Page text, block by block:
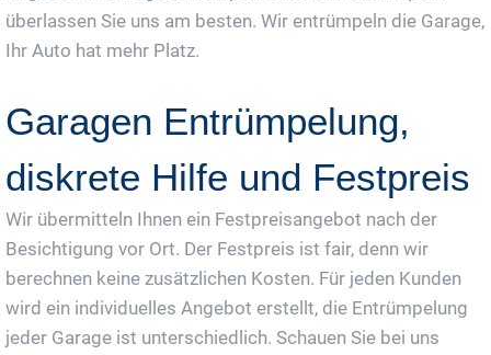
überlassen Sie uns am besten. Wir entrümpeln die Garage,
Ihr Auto hat mehr Platz.
Garagen Entrümpelung,
diskrete Hilfe und Festpreis
Wir übermitteln Ihnen ein Festpreisangebot nach der
Besichtigung vor Ort. Der Festpreis ist fair, denn wir
berechnen keine zusätzlichen Kosten. Für jeden Kunden
wird ein individuelles Angebot erstellt, die Entrümpelung
jeder Garage ist unterschiedlich. Schauen Sie bei uns